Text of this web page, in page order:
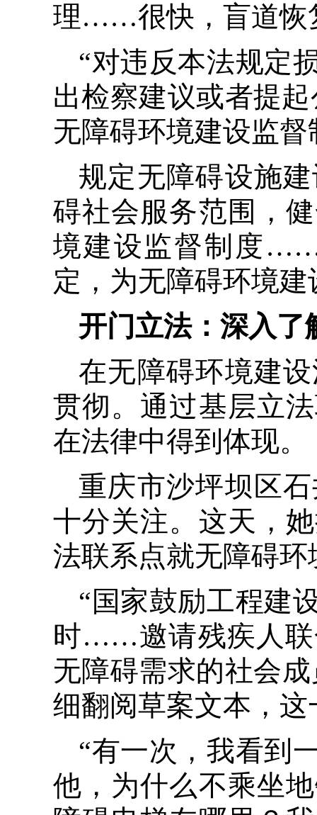
理……很快，盲道恢
“对违反本法规定
出检察建议或者提
无障碍环境建设监
规定无障碍设施
碍社会服务范围，
境建设监督制度
定，为无障碍环境
开门立法：深入了
在无障碍环境建
贯彻。通过基层立
在法律中得到体现。
重庆市沙坪坝区
十分关注。这天，
法联系点就无障碍
“国家鼓励工程建
时……邀请残疾人联
无障碍需求的社会
细翻阅草案文本，
“有一次，我看到
他，为什么不乘坐